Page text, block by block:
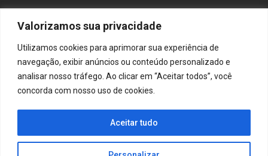
Valorizamos sua privacidade
Utilizamos cookies para aprimorar sua experiência de
navegação, exibir anúncios ou conteúdo personalizado e
analisar nosso tráfego. Ao clicar em “Aceitar todos”, você
concorda com nosso uso de cookies.
Aceitar tudo
Castilho-SP e descubra as melhores empresas e serviços
locais.
B10 Brasil – Informação e Poder
MAIS CONHECIMENTO…
Casa & Jardim – Descubra as melhores dicas e
inspirações para transformar sua casa e jardim em
ambientes acolhedores e funcionais.